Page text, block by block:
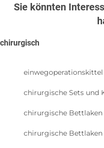
Sie könnten
chirurgisch
einwegoperationskittel
chirurgische Sets und
chirurgische Bettlaken
chirurgische